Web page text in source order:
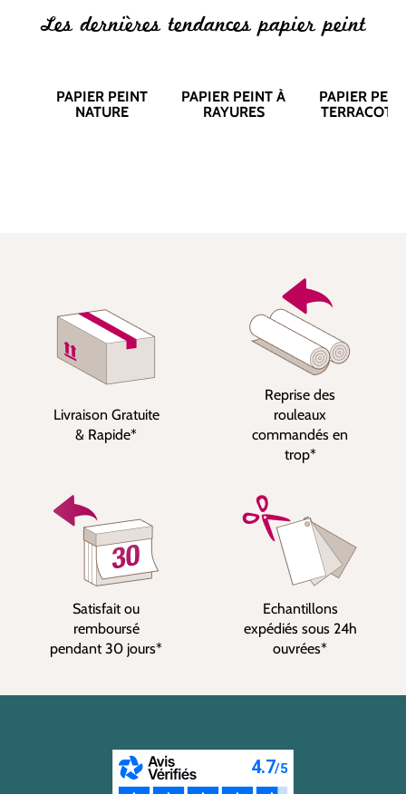
Les dernières tendances papier peint
PAPIER PEINT
NATURE
PAPIER PEINT À
RAYURES
PAPIER
Livraison Gratuite
& Rapide*
Reprise des
rouleaux
commandés en
trop*
Satisfait ou
remboursé
pendant 30 jours*
Echantillons
expédiés sous 24h
ouvrées*